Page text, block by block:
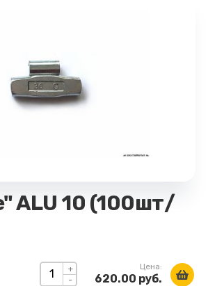
ALU 10 (100шт/
+
-
Цена:
620.00 руб.